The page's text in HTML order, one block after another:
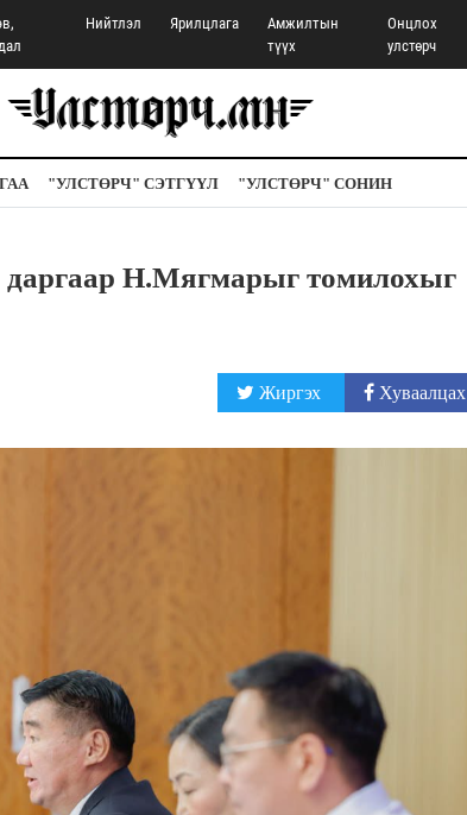
Нийтлэл Ярилцлага
Амжилтын
түүх
Онцлох
улстөрч
"УЛСТӨРЧ" СЭТГҮҮЛ "УЛСТӨРЧ" СОНИН
Н.Мягмарыг томилохыг
Жиргэх Хуваалцах